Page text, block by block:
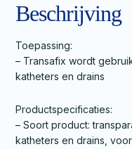
Beschrijving
Toepassing:
– Transafix wordt
katheters en drains
Productspecificaties:
– Soort product:
katheters en drains,